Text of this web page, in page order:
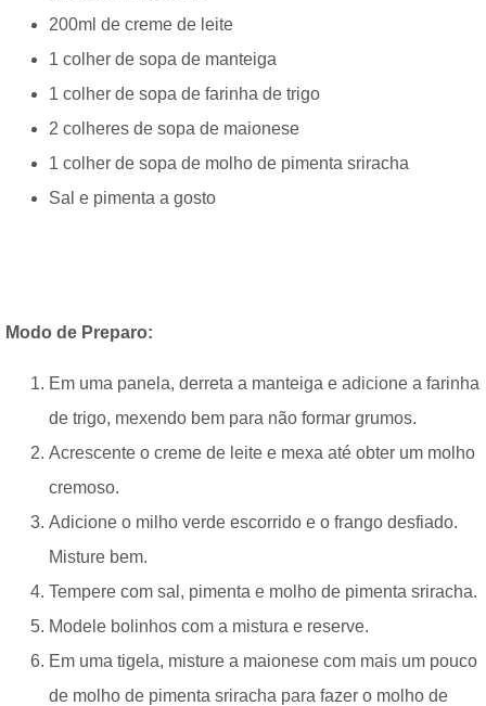
200ml de creme de leite
1 colher de sopa de manteiga
1 colher de sopa de farinha de trigo
2 colheres de sopa de maionese
1 colher de sopa de molho de pimenta sriracha
Sal e pimenta a gosto
Modo de Preparo:
Em uma panela, derreta a manteiga e adicione a farinha
de trigo, mexendo bem para não formar grumos.
Acrescente o creme de leite e mexa até obter um molho
cremoso.
Adicione o milho verde escorrido e o frango desfiado.
Misture bem.
Tempere com sal, pimenta e molho de pimenta sriracha.
Modele bolinhos com a mistura e reserve.
Em uma tigela, misture a maionese com mais um pouco
de molho de pimenta sriracha para fazer o molho de